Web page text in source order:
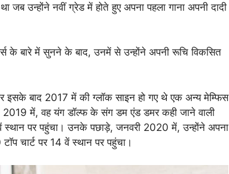
उन्होंने नवीं ग्रेड में होते हुए अपना पहला गाना अपनी दादी
के बारे में सुनने के बाद, उनमें से उन्होंने अपनी रूचि विकसित
बाद 2017 में की ग्लॉक साइन हो गए थे एक अन्य मेम्फिस
में, वह यंग डॉल्फ के संग डम एंड डमर कही जाने वाली
स्थान पर पहुंचा। उनके पछाड़े, जनवरी 2020 में, उन्होंने अपना
चार्ट पर 14 वें स्थान पर पहुंचा।